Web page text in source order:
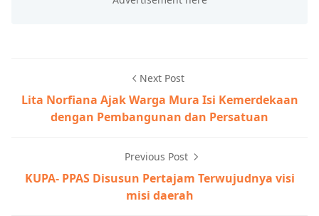
Next Post
Lita Norfiana Ajak Warga Mura Isi Kemerdekaan
dengan Pembangunan dan Persatuan
Previous Post
KUPA- PPAS Disusun Pertajam Terwujudnya visi
misi daerah